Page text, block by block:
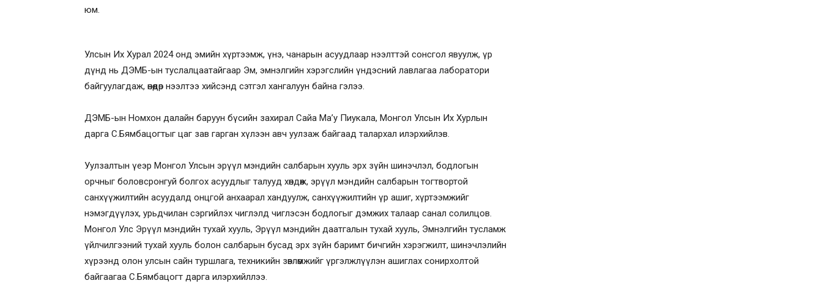
юм.
Улсын Их Хурал 2024 онд эмийн хүртээмж, үнэ, чанарын асуудлаар нээлттэй сонсгол явуулж, үр
дүнд нь ДЭМБ-ын туслалцаатайгаар Эм, эмнэлгийн хэрэгслийн үндэсний лавлагаа лаборатори
байгуулагдаж, өнөөдөр нээлтээ хийсэнд сэтгэл хангалуун байна гэлээ.
ДЭМБ-ын Номхон далайн баруун бүсийн захирал Сайа Ма’у Пиукала, Монгол Улсын Их Хурлын
дарга С.Бямбацогтыг цаг зав гарган хүлээн авч уулзаж байгаад талархал илэрхийлэв.
Уулзалтын үеэр Монгол Улсын эрүүл мэндийн салбарын хууль эрх зүйн шинэчлэл, бодлогын
орчныг боловсронгуй болгох асуудлыг талууд хөндөж, эрүүл мэндийн салбарын тогтвортой
санхүүжилтийн асуудалд онцгой анхаарал хандуулж, санхүүжилтийн үр ашиг, хүртээмжийг
нэмэгдүүлэх, урьдчилан сэргийлэх чиглэлд чиглэсэн бодлогыг дэмжих талаар санал солилцов.
Монгол Улс Эрүүл мэндийн тухай хууль, Эрүүл мэндийн даатгалын тухай хууль, Эмнэлгийн тусламж
үйлчилгээний тухай хууль болон салбарын бусад эрх зүйн баримт бичгийн хэрэгжилт, шинэчлэлийн
хүрээнд олон улсын сайн туршлага, техникийн зөвлөмжийг үргэлжлүүлэн ашиглах сонирхолтой
байгаагаа С.Бямбацогт дарга илэрхийллээ.